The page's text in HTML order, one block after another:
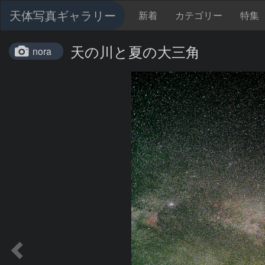
天体写真ギャラリー 新着 カテゴリー 特集
nora 天の川と夏の大三角